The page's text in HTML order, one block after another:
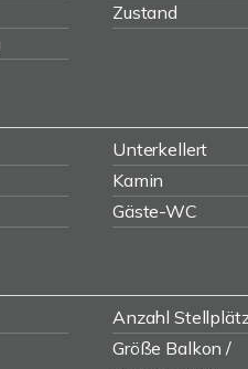
Zustand
Unterkellert
Kamin
Gäste-WC
Anzahl
Größe Balkon /